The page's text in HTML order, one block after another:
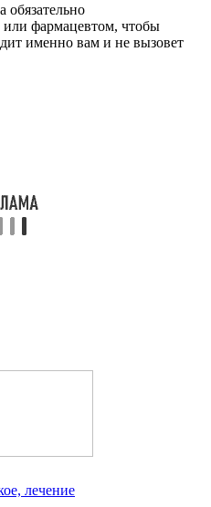
или фармацевтом, чтобы
именно вам и не вызовет
лечение